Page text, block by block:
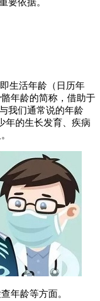
要依据。
生活年龄（日历年
年龄的简称，借助于
我们通常说的年龄
年的生长发育、疾病
年龄等方面。